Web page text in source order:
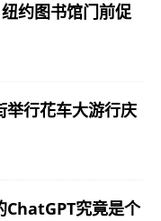
约图书馆门前促
举行花车大游行庆
ChatGPT究竟是个